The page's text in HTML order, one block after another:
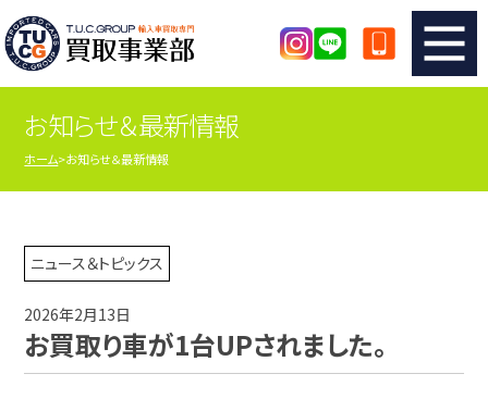
TUCのカンタン査定
査定の注意事項 メーカー別査定フォーム
TUCの買取実績
店舗紹介
お知らせ＆最新情報
ホーム お知らせ＆最新情報
ニュース＆トピックス
2026年2月13日
お買取り車が1台UPされました。